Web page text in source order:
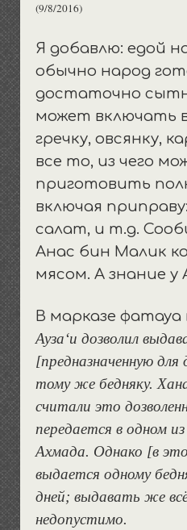
(9/8/2016)
Я добавлю: едой
обычно народ
достаточно
может включать в
гречку, овсянку,
все то, из чего
приготовить
включая
салат, и т.д.
Анас бин Малик
мясом. А знание у
В марказе
Ауза‘и дозволил
[предназначенную
тому же бедняку.
считали это
передается в одном
Ахмада. Однако [в
выдается одному
дней; выдавать же
недопустимо.